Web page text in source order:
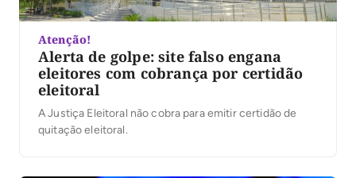
Atenção!
Alerta de golpe: site falso engana
eleitores com cobrança por certidão
eleitoral
A Justiça Eleitoral não cobra para emitir certidão de
quitação eleitoral.